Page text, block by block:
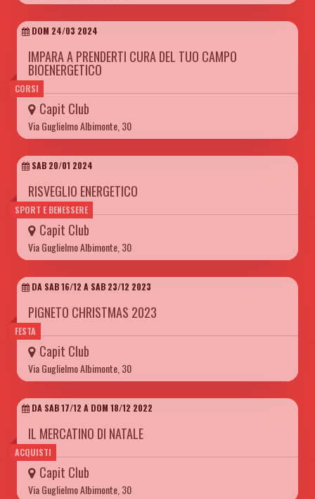
CORSI
DOM 24/03 2024
IMPARA A PRENDERTI CURA DEL TUO CAMPO
BIOENERGETICO
Capit Club
Via Guglielmo Albimonte, 30
SPORT E BENESSERE
SAB 20/01 2024
RISVEGLIO ENERGETICO
Capit Club
Via Guglielmo Albimonte, 30
FESTA
DA SAB 16/12 A SAB 23/12 2023
PIGNETO CHRISTMAS 2023
Capit Club
Via Guglielmo Albimonte, 30
ACQUISTI
DA SAB 17/12 A DOM 18/12 2022
IL MERCATINO DI NATALE
Capit Club
Via Guglielmo Albimonte, 30